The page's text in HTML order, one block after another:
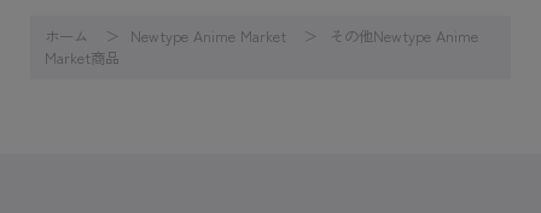
ホーム Newtype Anime Market
その他Newtype Anime
Market商品